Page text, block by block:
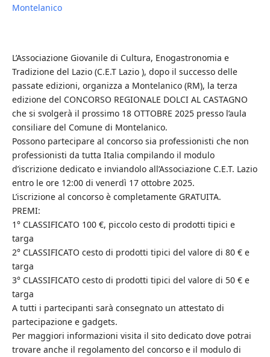
Montelanico
L’Associazione Giovanile di Cultura, Enogastronomia e
Tradizione del Lazio (C.E.T Lazio ), dopo il successo delle
passate edizioni, organizza a Montelanico (RM), la terza
edizione del CONCORSO REGIONALE DOLCI AL CASTAGNO
che si svolgerà il prossimo 18 OTTOBRE 2025 presso l’aula
consiliare del Comune di Montelanico.
Possono partecipare al concorso sia professionisti che non
professionisti da tutta Italia compilando il modulo
d’iscrizione dedicato e inviandolo all’Associazione C.E.T. Lazio
entro le ore 12:00 di venerdì 17 ottobre 2025.
L’iscrizione al concorso è completamente GRATUITA.
PREMI:
1° CLASSIFICATO 100 €, piccolo cesto di prodotti tipici e
targa
2° CLASSIFICATO cesto di prodotti tipici del valore di 80 € e
targa
3° CLASSIFICATO cesto di prodotti tipici del valore di 50 € e
targa
A tutti i partecipanti sarà consegnato un attestato di
partecipazione e gadgets.
Per maggiori informazioni visita il sito dedicato dove potrai
trovare anche il regolamento del concorso e il modulo di